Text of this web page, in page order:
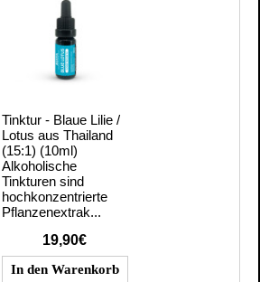
Tinktur - Blaue Lilie /
Lotus aus Thailand
(15:1) (10ml)
Alkoholische
Tinkturen sind
hochkonzentrierte
Pflanzenextrak...
19,90€